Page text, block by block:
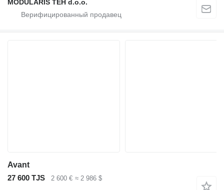
MODULARIS TEH d.o.o.
Avant
27 600 TJS
2 600 € ≈ 2 986 $